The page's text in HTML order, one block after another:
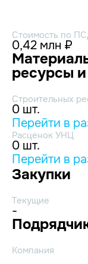
Стоимость по
0,42 млн ₽
ресурсы
Строительных
0 шт.
Перейти в
Расценок УНЦ
0 шт.
Перейти в
Закупки
Текущие
-
Компания